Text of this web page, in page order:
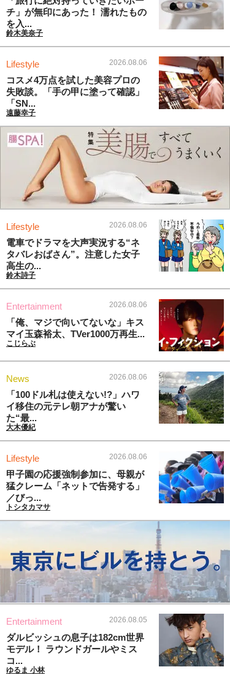
チ」が無印にあった！ 濡れたもの
を入...
鈴木美奈子
Lifestyle 2026.08.06
コスメ4万点を試した美容プロの
失敗談。「手の甲に塗って確認」
「SN...
遠藤幸子
Lifestyle 2026.08.06
電車でドラマを大声実況する“ネ
タバレおばさん”。注意した女子
高生の...
鈴木詩子
Entertainment 2026.08.06
「俺、マジで向いてないな」キス
マイ玉森裕太、TVer1000万再生...
こじらぶ
News 2026.08.06
「100ドル札は使えない!?」ハワ
イ移住の元テレ朝アナが驚い
た“最...
大木優紀
Lifestyle 2026.08.06
甲子園の応援強制参加に、母親が
猛クレーム「ネットで告発する」
／びっ...
トシタカマサ
Entertainment 2026.08.05
ダルビッシュの息子は182cm世界
モデル！ ラウンドガールやミス
コ...
ゆるま 小林